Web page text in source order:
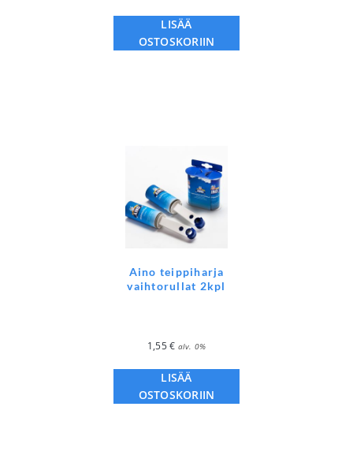
LISÄÄ
OSTOSKORIIN
Aino teippiharja
vaihtorullat 2kpl
1,55€ alv. 0%
LISÄÄ
OSTOSKORIIN